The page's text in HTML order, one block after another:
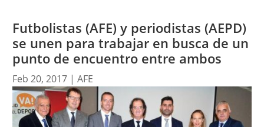
Futbolistas (AFE) y periodistas (AEPD)
se unen para trabajar en busca de un
punto de encuentro entre ambos
Feb 20, 2017| AFE